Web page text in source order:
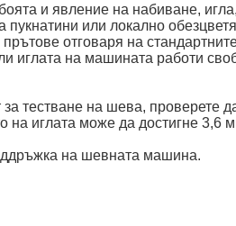
и явление на набиване,
или локално
отговаря на
иглата на машината работи
тестване на шева,
на иглата може да достигне
на шевната машина.